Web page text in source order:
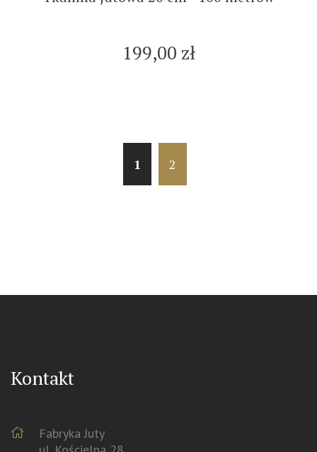
199,00 zł
1 2
Kontakt
Fabryka Juty